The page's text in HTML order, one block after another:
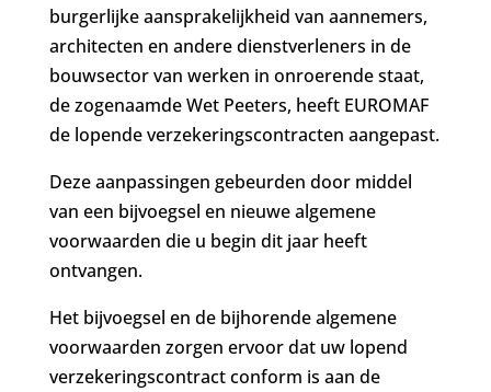
burgerlijke aansprakelijkheid van aannemers,
architecten en andere dienstverleners in de
bouwsector van werken in onroerende staat,
de zogenaamde Wet Peeters, heeft EUROMAF
de lopende verzekeringscontracten aangepast.
Deze aanpassingen gebeurden door middel
van een bijvoegsel en nieuwe algemene
voorwaarden die u begin dit jaar heeft
ontvangen.
Het bijvoegsel en de bijhorende algemene
voorwaarden zorgen ervoor dat uw lopend
verzekeringscontract conform is aan de